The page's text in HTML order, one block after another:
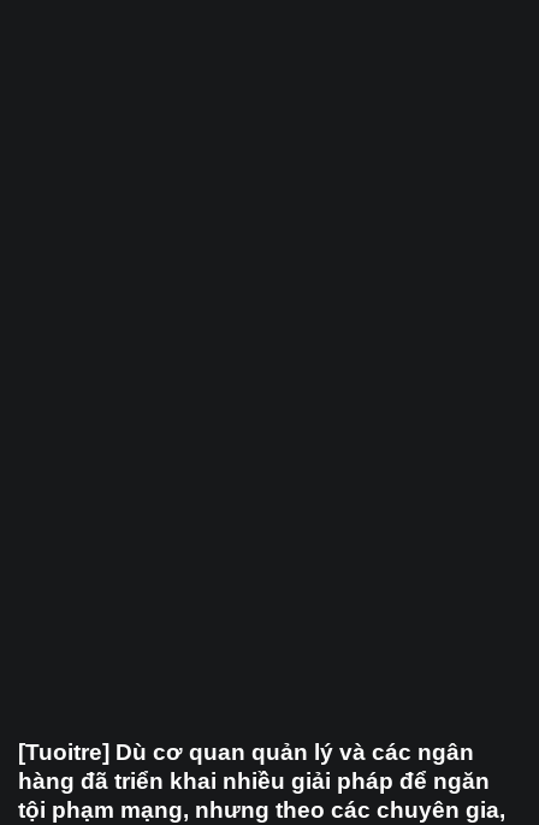
[Tuoitre] Dù cơ quan quản lý và các ngân
hàng đã triển khai nhiều giải pháp để ngăn
tội phạm mạng, nhưng theo các chuyên gia,